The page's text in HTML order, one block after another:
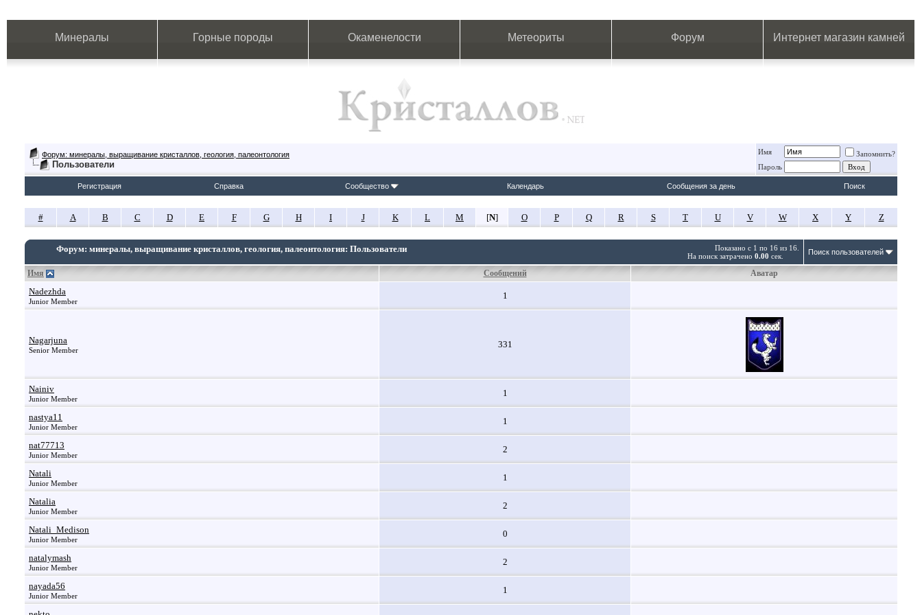
Минералы Горные породы Окаменелости Метеориты Форум Интернет магазин камней
Форум: минералы, выращивание кристаллов, геология, палеонтология
Пользователи
Имя
Запомнить?
Пароль
Регистрация Справка Сообщество Календарь Сообщения за день Поиск
# A B C D E F G H I J K L M [N] O P Q R S T U V W X Y Z
Показано с 1 по 16 из 16.
На поиск затрачено 0.00 сек.
Форум: минералы, выращивание кристаллов, геология, палеонтология: Пользователи Поиск пользователей
Имя Сообщений Аватар
Nadezhda
Junior Member
1
Nagarjuna
Senior Member
331
Nainiv
Junior Member
1
nastya11
Junior Member
1
nat77713
Junior Member
2
Natali
Junior Member
1
Natalia
Junior Member
2
Natali_Medison
Junior Member
0
natalymash
Junior Member
2
nayada56
Junior Member
1